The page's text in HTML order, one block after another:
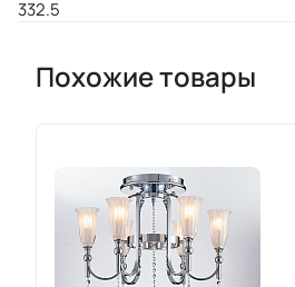
332.5
Похожие товары